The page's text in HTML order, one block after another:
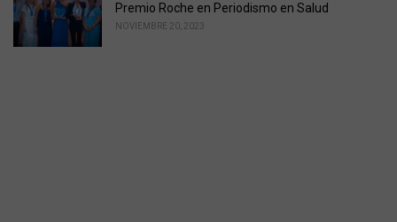
Premio Roche en Periodismo en Salud
NOVIEMBRE 20, 2023